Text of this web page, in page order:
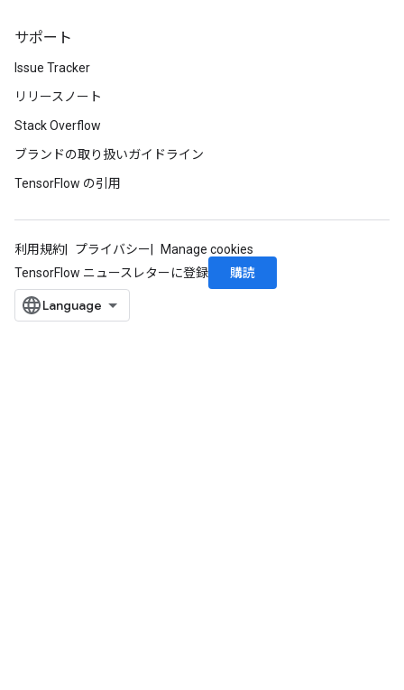
サポート
Issue Tracker
リリースノート
Stack Overflow
ブランドの取り扱いガイドライン
TensorFlow の引用
利用規約 プライバシー
Manage cookies
TensorFlow ニュースレターに登録
購読